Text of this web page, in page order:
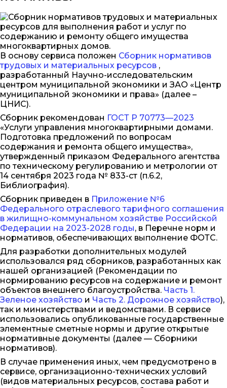
В основу сервиса положен Сборник нормативов
трудовых и материальных ресурсов ,
разработанный Научно-исследовательским
центром муниципальной экономики и ЗАО «Центр
муниципальной экономики и права» (далее –
ЦНИС).
Сборник рекомендован ГОСТ Р 70773—2023
«Услуги управления многоквартирными домами.
Подготовка предложений по вопросам
содержания и ремонта общего имущества»,
утвержденный приказом Федерального агентства
по техническому регулированию и метрологии от
14 сентября 2023 года № 833-ст (п.6.2,
Библиография).
Сборник приведен в Приложение №6
Федерального отраслевого тарифного соглашения
в жилищно-коммунальном хозяйстве Российской
Федерации на 2023-2028 годы, в Перечне норм и
нормативов, обеспечивающих выполнение ФОТС.
Для разработки дополнительных модулей
использовался ряд сборников, разработанных как
нашей организацией (Рекомендации по
нормированию ресурсов на содержание и ремонт
объектов внешнего благоустройства. Часть 1.
Зеленое хозяйство и Часть 2. Дорожное хозяйство),
так и министерствами и ведомствами. В сервисе
использовались опубликованные государственные
элементные сметные нормы и другие открытые
нормативные документы (далее — Сборники
нормативов).
В случае применения иных, чем предусмотрено в
сервисе, организационно-технических условий
(видов материальных ресурсов, состава работ и